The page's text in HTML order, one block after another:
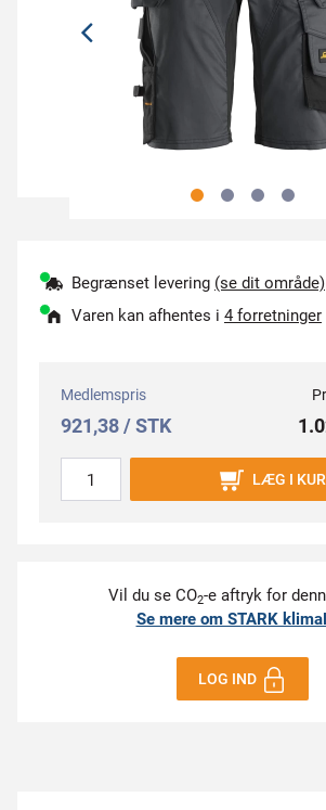
Begrænset levering (se dit område)
Varen kan afhentes i 4 forretninger
Medlemspris
921,38 / STK
LÆG I
Vil du se CO2-e aftryk for
Se mere om STARK
LOG IND